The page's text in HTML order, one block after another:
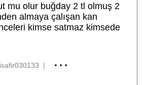
mu olur buğday 2 tl olmuş 2
almaya çalışan kan
kimse satmaz kimsede
|